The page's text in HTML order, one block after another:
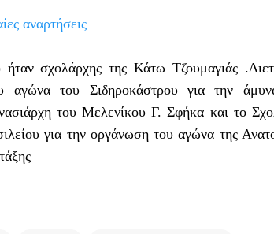
αναρτήσεις
σχολάρχης της Κάτω Τζουμαγιάς
αγώνα του Σιδηροκάστρου για την
του Μελενίκου Γ. Σφήκα και το
για την οργάνωση του αγώνα της